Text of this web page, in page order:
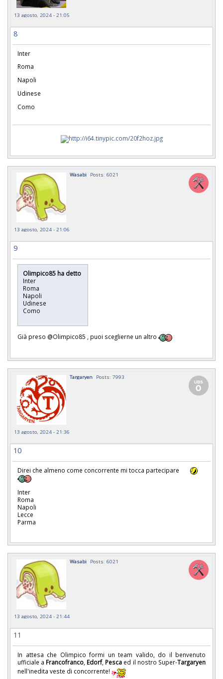
13 agosto, 2024 - 21:05
8
Inter
Roma
Napoli
Udinese
Como
Wasabi Posts: 6021
13 agosto, 2024 - 21:06
9
Olimpico85 ha detto
Inter
Roma
Napoli
Udinese
Como
Già preso @Olimpico85 , puoi sceglierne un altro
Targaryen Posts: 7993
13 agosto, 2024 - 21:36
10
Direi che almeno come concorrente mi tocca partecipare
Inter
Roma
Napoli
Lecce
Parma
Wasabi Posts: 6021
13 agosto, 2024 - 21:44
11
In attesa che Olimpico formi un team valido, do il benvenuto
ufficiale a Francofranco Edorf, Pesca ed il nostro Super-Targaryen
nell'inedita veste di concorrente!